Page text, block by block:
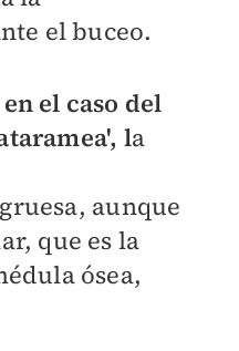
el buceo.
el caso del
la
aunque
que es la
ósea,